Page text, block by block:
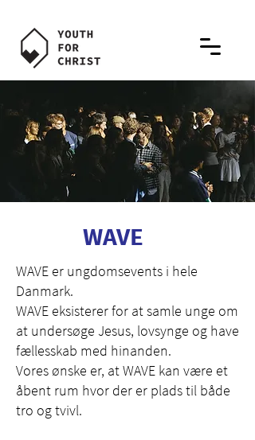
WAVE
WAVE er ungdomsevents i hele
Danmark.
WAVE eksisterer for at samle unge om
at undersøge Jesus, lovsynge og have
fællesskab med hinanden.
Vores ønske er, at WAVE kan være et
åbent rum hvor der er plads til både
tro og tvivl.